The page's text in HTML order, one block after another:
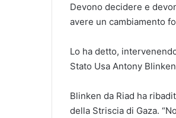
Devono decidere e
avere un cambiamento
Lo ha detto,
Stato Usa Antony
Blinken da Riad ha
della Striscia di Gaza.